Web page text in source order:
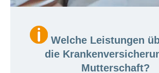
Welche Leistungen
die
Mutterschaft?